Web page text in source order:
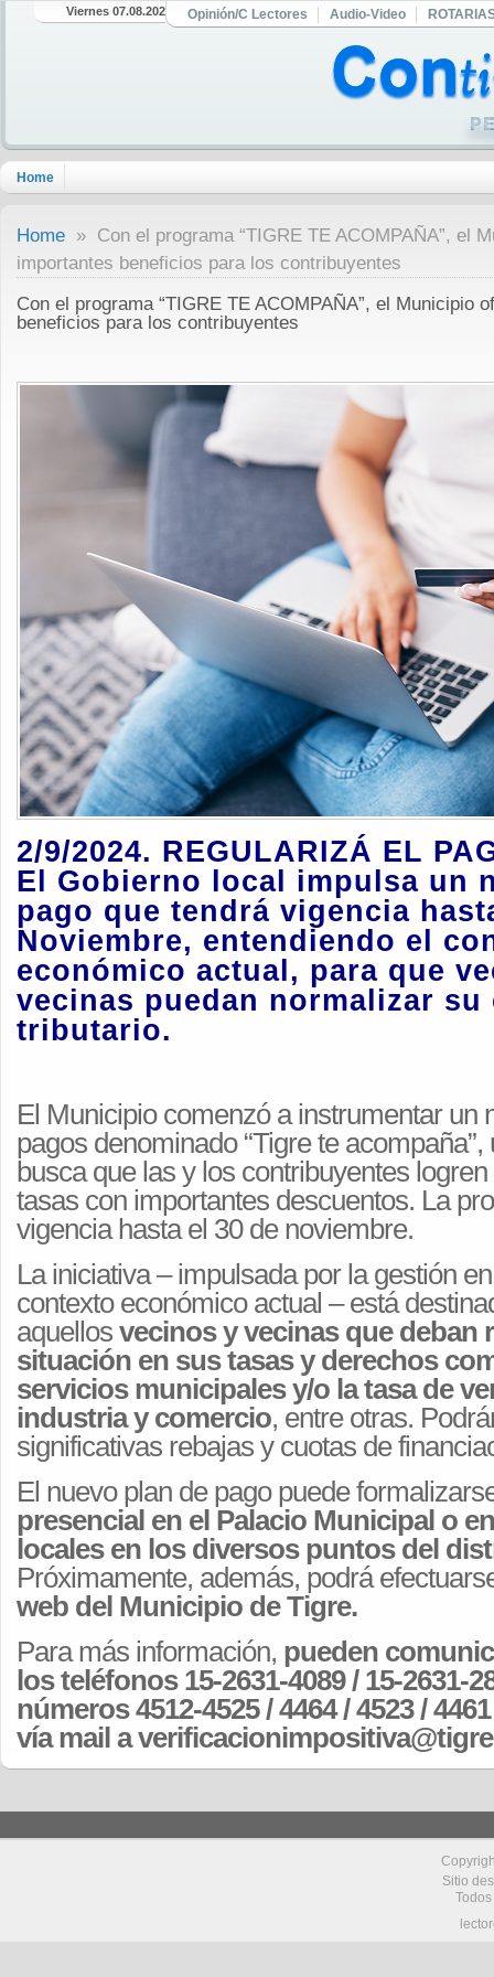
Viernes 07.08.2026 Opinión/C Lectores Audio-Video
Home
Home » Con el programa “TIGRE TE ACOMPAÑA”, el
importantes beneficios para los contribuyentes
Con el programa “TIGRE TE ACOMPAÑA”, el Municipio
beneficios para los contribuyentes
2/9/2024. REGULARIZÁ EL
El Gobierno local impulsa un
pago que tendrá vigencia
Noviembre, entendiendo el
económico actual, para que
vecinas puedan normalizar su
tributario.
El Municipio comenzó a instrumentar un
pagos denominado “Tigre te
busca que las y los contribuyentes
tasas con importantes descuentos. La
vigencia hasta el 30 de noviembre.
La iniciativa – impulsada por la gestión
contexto económico actual – está
aquellos vecinos y vecinas que deban
situación en sus tasas y derechos
servicios municipales y/o la tasa de
industria y comercio, entre otras.
significativas rebajas y cuotas de
El nuevo plan de pago puede
presencial en el Palacio Municipal o
locales en los diversos puntos del
Próximamente, además, podrá
web del Municipio de Tigre.
Para más información, pueden
los teléfonos 15-2631-4089 / 15-2631-
números 4512-4525 / 4464 / 4523 /
vía mail a
Sitio